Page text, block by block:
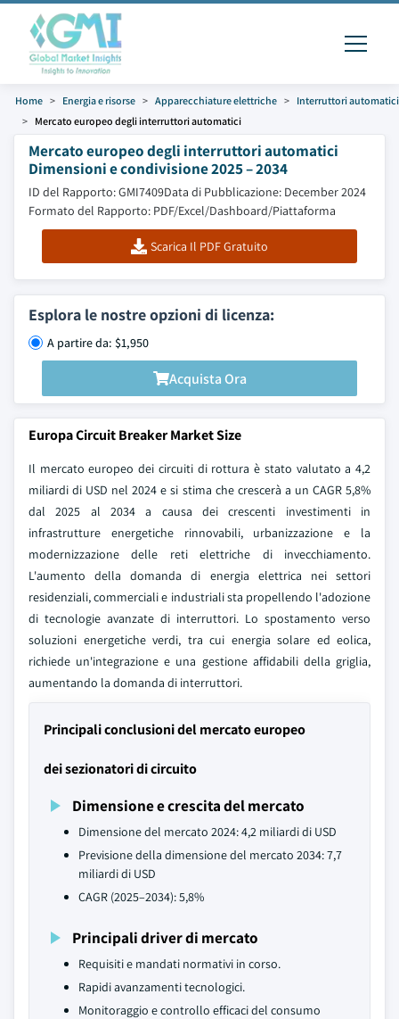
Home Energia e risorse Apparecchiature elettriche
Interruttori automatici
Mercato europeo degli interruttori automatici
Mercato europeo degli interruttori automatici
Dimensioni e condivisione 2025 – 2034
ID del Rapporto: GMI7409Data di Pubblicazione: December 2024
Formato del Rapporto: PDF/Excel/Dashboard/Piattaforma
Scarica Il PDF Gratuito
Esplora le nostre opzioni di licenza:
A partire da: $1,950
Acquista Ora
Europa Circuit Breaker Market Size
Il mercato europeo dei circuiti di rottura è stato valutato a 4,2
miliardi di USD nel 2024 e si stima che crescerà a un CAGR 5,8%
dal 2025 al 2034 a causa dei crescenti investimenti in
infrastrutture energetiche rinnovabili, urbanizzazione e la
modernizzazione delle reti elettriche di invecchiamento.
L'aumento della domanda di energia elettrica nei settori
residenziali, commerciali e industriali sta propellendo l'adozione
di tecnologie avanzate di interruttori. Lo spostamento verso
soluzioni energetiche verdi, tra cui energia solare ed eolica,
richiede un'integrazione e una gestione affidabili della griglia,
aumentando la domanda di interruttori.
Principali conclusioni del mercato europeo
dei sezionatori di circuito
Dimensione e crescita del mercato
Dimensione del mercato 2024: 4,2 miliardi di USD
Previsione della dimensione del mercato 2034: 7,7
miliardi di USD
CAGR (2025–2034): 5,8%
Principali driver di mercato
Requisiti e mandati normativi in corso.
Rapidi avanzamenti tecnologici.
Monitoraggio e controllo efficaci del consumo